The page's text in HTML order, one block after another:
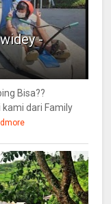
-
Bisa??
dari Family